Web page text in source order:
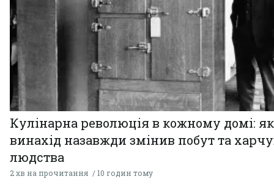
Кулінарна революція в кожному домі:
винахід назавжди змінив побут та
людства
2 хв на прочитання 10 годин тому